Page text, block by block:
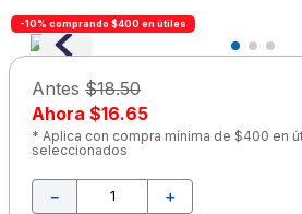
-10% comprando $400 en útiles
Antes $18.50
Ahora $16.65
* Aplica con compra mínima de $400 en
seleccionados
＋
－
5.
cuadernos
6.
boligrafo
7.
escolar
8 .
sacapuntas
escritorio